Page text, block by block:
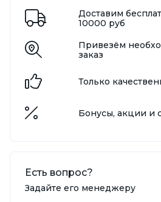
Доставим
10000 руб
Привезём
заказ
Только
Бонусы, акции и
Есть вопрос?
Задайте его менеджеру